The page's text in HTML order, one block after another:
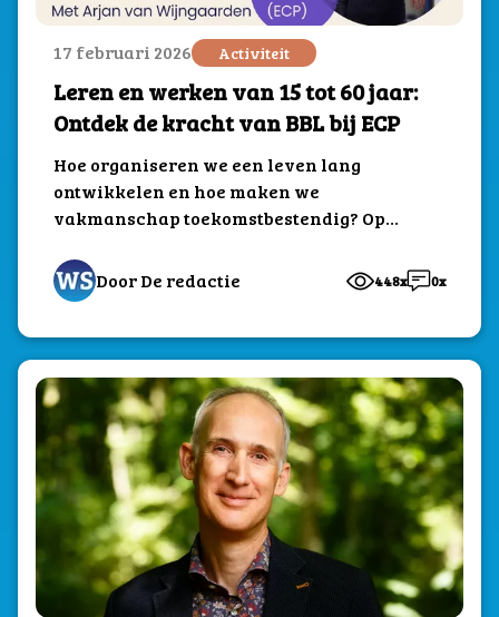
17 februari 2026 Activiteit
Leren en werken van 15 tot 60 jaar:
Ontdek de kracht van BBL bij ECP
Hoe organiseren we een leven lang
ontwikkelen en hoe maken we
vakmanschap toekomstbestendig? Op
Break to Innovate lunchbreak...
Door De redactie 448x 0x